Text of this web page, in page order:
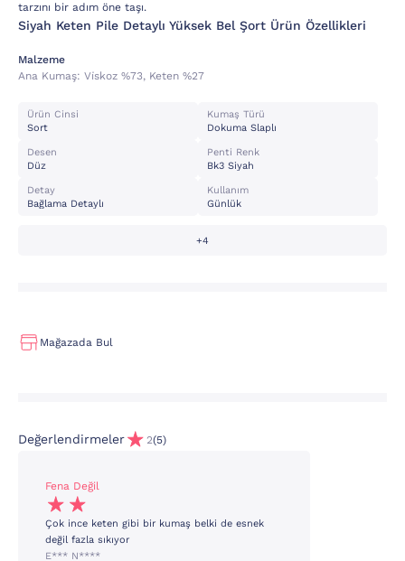
tarzını bir adım öne taşı.
Siyah Keten Pile Detaylı Yüksek Bel Şort Ürün Özellikleri
Malzeme
Ana Kumaş: Vi̇skoz %73, Keten %27
Ürün Cinsi
Sort
Kumaş Türü
Dokuma Slaplı
Desen
Düz
Penti Renk
Bk3 Siyah
Detay
Bağlama Detaylı
Kullanım
Günlük
+4
Mağazada Bul
Değerlendirmeler 2(5)
Fena Değil
Çok ince keten gibi bir kumaş belki de esnek
değil fazla sıkıyor
E*** N****